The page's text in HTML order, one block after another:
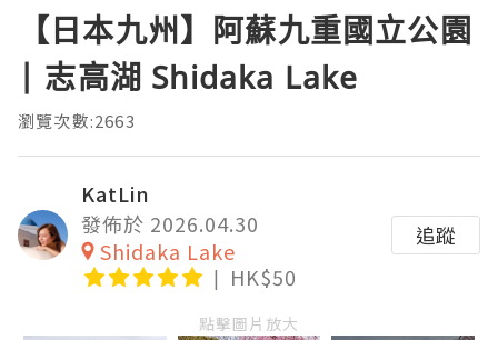
【日本九州】阿蘇九重國立公園
| 志高湖 Shidaka Lake
瀏覽次數:2663
KatLin
發佈於 2026.04.30
Shidaka Lake
HK$50
追蹤
點擊圖片放大